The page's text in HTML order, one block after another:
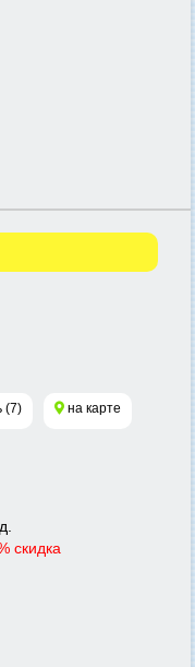
(7) на карте
скидка